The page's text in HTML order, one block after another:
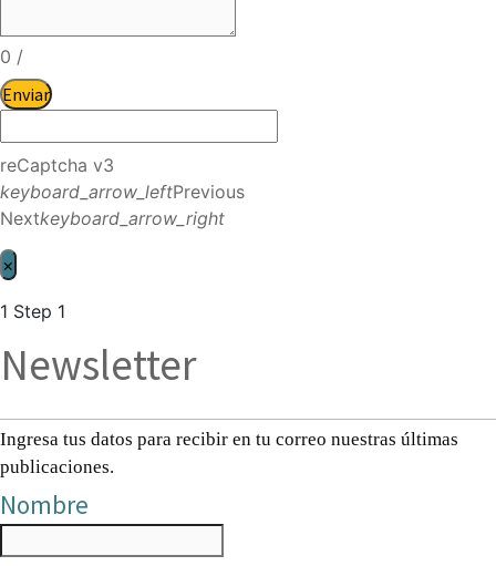
0 /
Enviar
reCaptcha v3
keyboard_arrow_leftPrevious
Nextkeyboard_arrow_right
×
1 Step 1
Newsletter
Ingresa tus datos para recibir en tu correo nuestras últimas
publicaciones.
Nombre